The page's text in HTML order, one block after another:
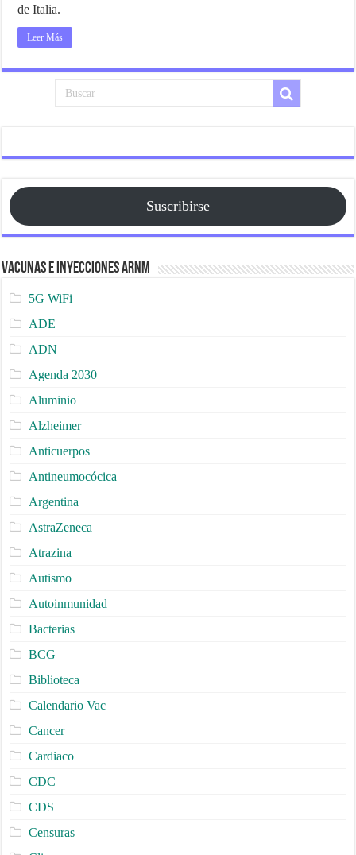
de Italia.
Leer Más
Suscribirse
Vacunas e Inyecciones ARNm
5G WiFi
ADE
ADN
Agenda 2030
Aluminio
Alzheimer
Anticuerpos
Antineumocócica
Argentina
AstraZeneca
Atrazina
Autismo
Autoinmunidad
Bacterias
BCG
Biblioteca
Calendario Vac
Cancer
Cardiaco
CDC
CDS
Censuras